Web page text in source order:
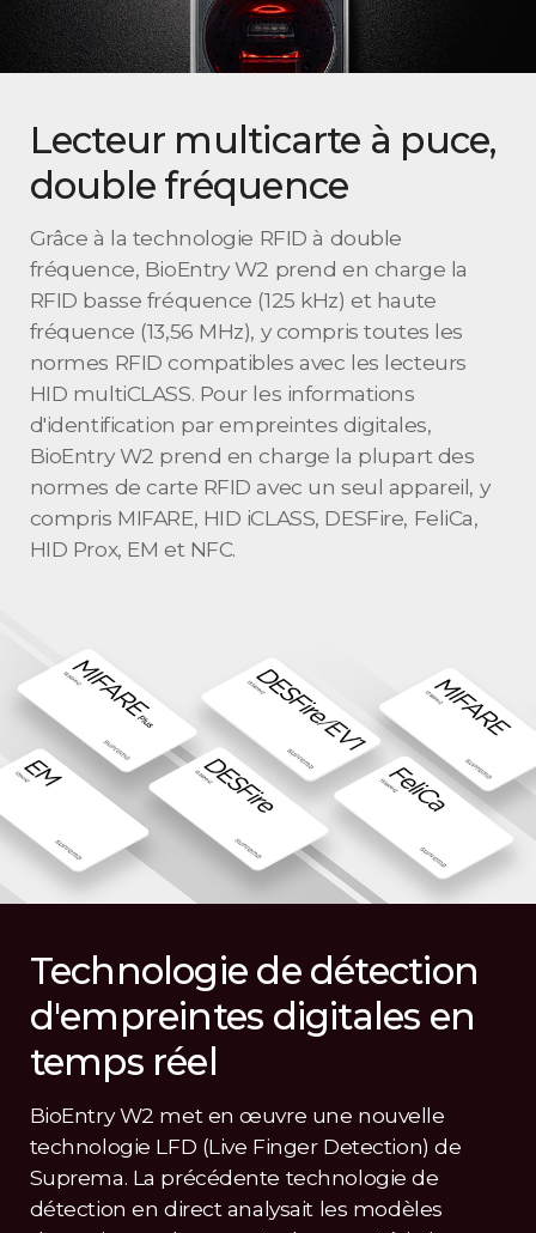
Lecteur multicarte à puce,
double fréquence
Grâce à la technologie RFID à double
fréquence, BioEntry W2 prend en charge la
RFID basse fréquence (125 kHz) et haute
fréquence (13,56 MHz), y compris toutes les
normes RFID compatibles avec les lecteurs
HID multiCLASS. Pour les informations
d'identification par empreintes digitales,
BioEntry W2 prend en charge la plupart des
normes de carte RFID avec un seul appareil, y
compris MIFARE, HID iCLASS, DESFire, FeliCa,
HID Prox, EM et NFC.
Technologie de détection
d'empreintes digitales en
temps réel
BioEntry W2 met en œuvre une nouvelle
technologie LFD (Live Finger Detection) de
Suprema. La précédente technologie de
détection en direct analysait les modèles